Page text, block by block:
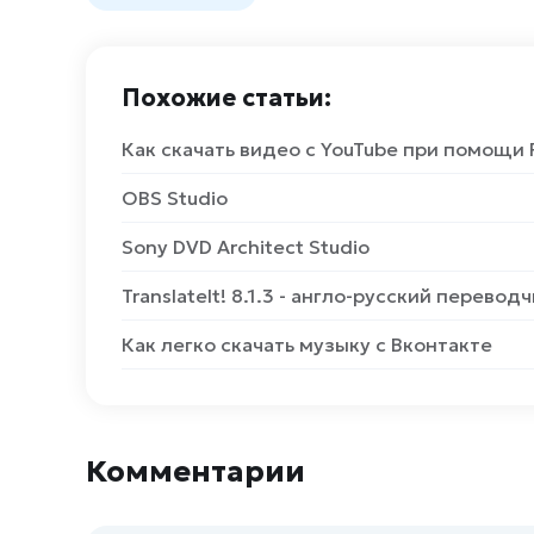
Похожие статьи:
Как скачать видео с YouTube при помощи
OBS Studio
Sony DVD Architect Studio
TranslateIt! 8.1.3 - англо-русский
Как легко скачать музыку с Вконтакте
Комментарии